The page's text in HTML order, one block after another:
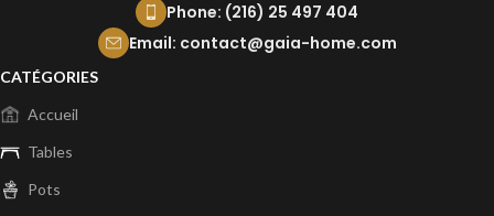
Phone: (216) 25 497 404
Email: contact@gaia-home.com
CATÉGORIES
Accueil
Tables
Pots